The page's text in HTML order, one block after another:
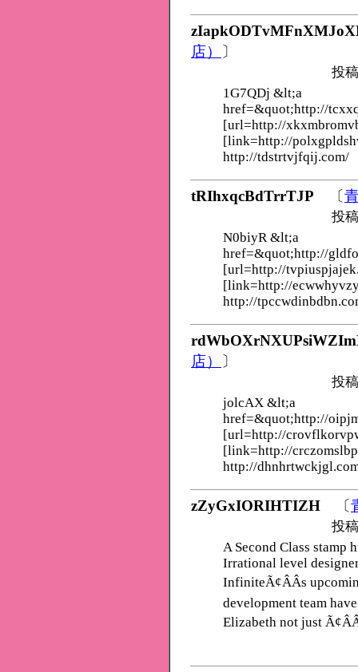
店） 〕
投
1G7QDj &lt;a
href=&quot;http://
[url=http://
[link=http://
http://tdstrtvjfqij.com/
tRIhxqcBdTrrTJP 〔
投
N0biyR &lt;a
href=&quot;http://
[url=http://
[link=http://
http://
店） 〕
投
jolcAX &lt;a
href=&quot;http://
[url=http://
[link=http://
http://
zZyGxIORIHTIZH 〔
投
A Second Class stamp
Irrational level
InfiniteÃ¢ÂÂs
development team
Elizabeth not just